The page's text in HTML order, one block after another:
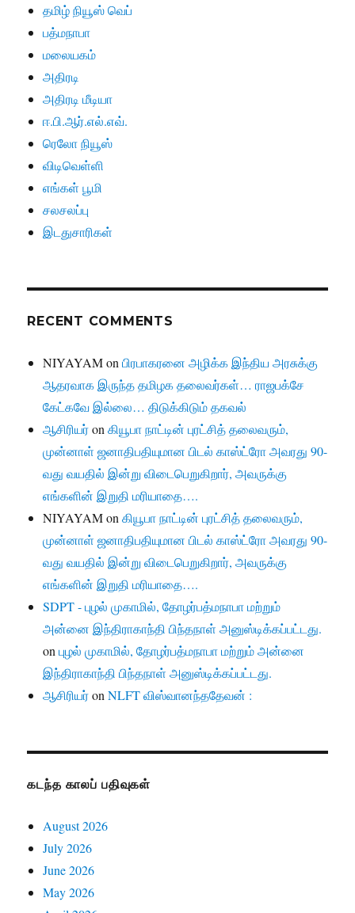
தமிழ் நியூஸ் வெப்
பத்மநாபா
மலையகம்
அதிரடி
அதிரடி மீடியா
ஈ.பி.ஆர்.எல்.எவ்.
ரெலோ நியூஸ்
விடிவெள்ளி
எங்கள் பூமி
சலசலப்பு
இடதுசாரிகள்
RECENT COMMENTS
NIYAYAMonபிரபாகரனை அழிக்க இந்திய அரசுக்கு
ஆதரவாக இருந்த தமிழக தலைவர்கள்… ராஜபக்சே
கேட்கவே இல்லை… திடுக்கிடும் தகவல்
ஆசிரியர்onகியூபா நாட்டின் புரட்சித் தலைவரும்,
முன்னாள் ஜனாதிபதியுமான பிடல் காஸ்ட்ரோ அவரது 90-
வது வயதில் இன்று விடைபெறுகிறார், அவருக்கு
எங்களின் இறுதி மரியாதை….
NIYAYAMonகியூபா நாட்டின் புரட்சித் தலைவரும்,
முன்னாள் ஜனாதிபதியுமான பிடல் காஸ்ட்ரோ அவரது 90-
வது வயதில் இன்று விடைபெறுகிறார், அவருக்கு
எங்களின் இறுதி மரியாதை….
SDPT - புழல் முகாமில், தோழர்பத்மநாபா மற்றும்
அன்னை இந்திராகாந்தி பிந்தநாள் அனுஸ்டிக்கப்பட்டது.
onபுழல் முகாமில், தோழர்பத்மநாபா மற்றும் அன்னை
இந்திராகாந்தி பிந்தநாள் அனுஸ்டிக்கப்பட்டது.
ஆசிரியர்onNLFT விஸ்வானந்ததேவன் :
கடந்த காலப் பதிவுகள்
August 2026
July 2026
June 2026
May 2026